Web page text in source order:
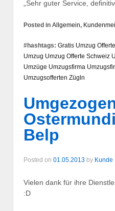
„Sehr guter Service,
Posted in Allgemein,
#hashtags: Gratis Umzug
Umzug Umzug Offerte Schweiz
Umzüge Umzugsfirma
Umzugsofferten Zügln
Belp
Posted on 01.05.2013 by Kunde
Vielen dank für ihre
:D